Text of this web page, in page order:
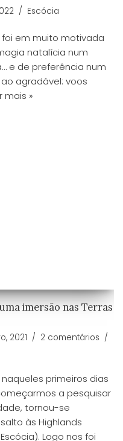
Escócia
foi em muito motivada
natalícia num
e de preferência num
agradável: voos
mais »
imersão nas Terras
2021
2 comentários
primeiros dias
a pesquisar
tornou-se
às Highlands
Logo nos foi